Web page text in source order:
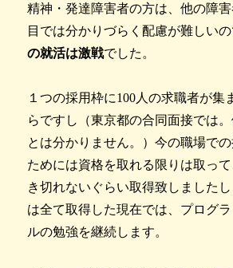
精神・発達障害者の方は、他の障
目では分かりづらく配慮が難しい
の就活は激戦でした。
１つの採用枠に100人の求職者が集
らですし（東京都の合同面接では
とは分かりません。）今の職場で
ためには資格を取れる限りは取っ
き切れないぐらい取得致しました
は全て取得した現在では、プログ
ルの勉強を継続します。